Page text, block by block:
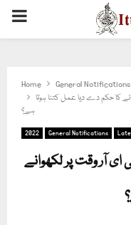
PRIMARY
Home
General Notifications
کا حکم دے دیا عمل کتنا ہوتا
ہے؟
2022 General Notifications
آر وقت پر لکھوانے